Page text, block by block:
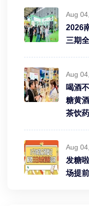
Aug
2026
三期
Aug
喝酒
糖黄
茶饮
Aug
发糖
场提